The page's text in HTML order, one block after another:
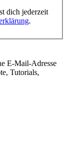
dich jederzeit
.
E-Mail-Adresse
Tutorials,